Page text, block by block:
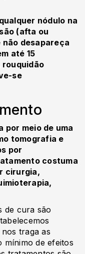
nódulo na
(afta ou
desapareça
até 15
rouquidão
se
por meio de uma
tomografia e
por
costuma
cirurgia,
de cura são
traga as
mínimo de efeitos